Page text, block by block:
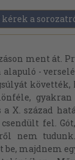
a
ment át.
-
követték,
gyakran
X. század
fel.
nem tudunk.
be, majdnem